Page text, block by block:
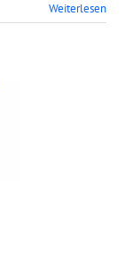
Weiterlesen